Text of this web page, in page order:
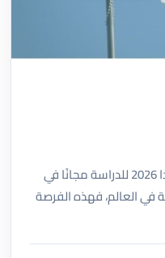
إذا كنت تبحث عن منحة حكومة كندا 2026 للدراسة مجانًا في
في العالم، فهذه الفرصة